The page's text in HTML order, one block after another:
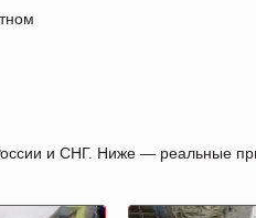
и СНГ. Ниже — реальные